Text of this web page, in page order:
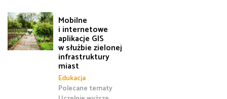
Mobilne
i internetowe
aplikacje GIS
w służbie zielonej
infrastruktury
miast
Edukacja
Polecane tematy